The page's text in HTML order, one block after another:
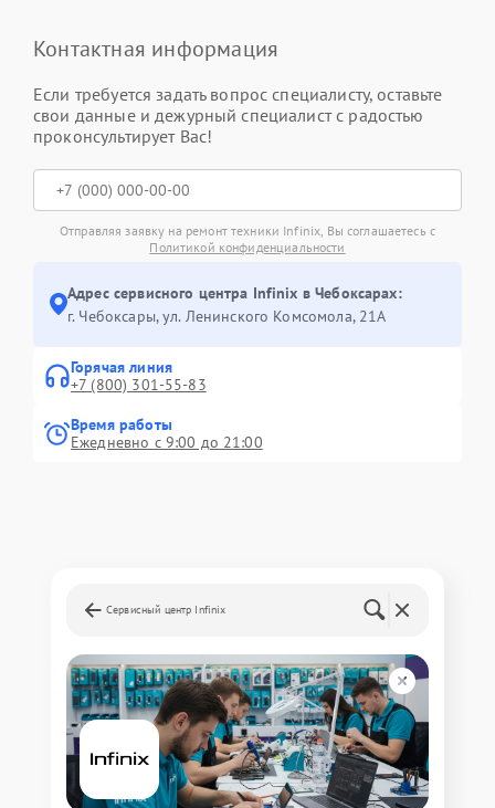
Контактная информация
Если требуется задать вопрос специалисту, оставьте
свои данные и дежурный специалист с радостью
проконсультирует Вас!
Отправляя заявку на ремонт техники Infinix, Вы соглашаетесь с
Политикой конфиденциальности
Адрес сервисного центра Infinix в Чебоксарах:
г. Чебоксары, ул. Ленинского Комсомола, 21А
Горячая линия
+7 (800) 301-55-83
Время работы
Ежедневно с 9:00 до 21:00
Сервисный центр Infinix